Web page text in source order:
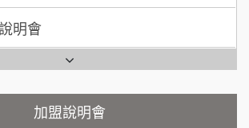
200萬~400萬
台北市
步藍咖啡加盟說明會
盟說明會
加盟說明會
店加盟說明會
會